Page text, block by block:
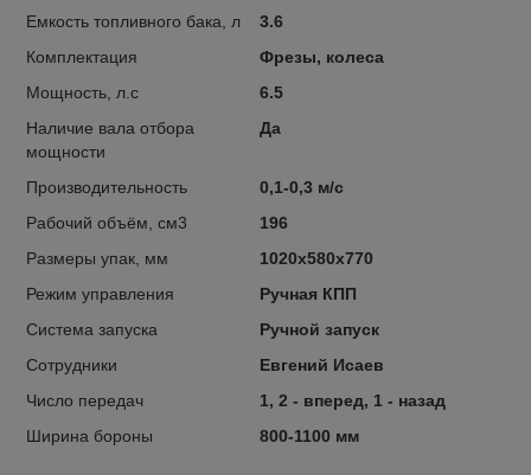
Емкость топливного бака, л
3.6
Комплектация
Фрезы, колеса
Мощность, л.с
6.5
Наличие вала отбора
мощности
Да
Производительность
0,1-0,3 м/с
Рабочий объём, см3
196
Размеры упак, мм
1020х580х770
Режим управления
Ручная КПП
Система запуска
Ручной запуск
Сотрудники
Евгений Исаев
Число передач
1, 2 - вперед, 1 - назад
Ширина бороны
800-1100 мм